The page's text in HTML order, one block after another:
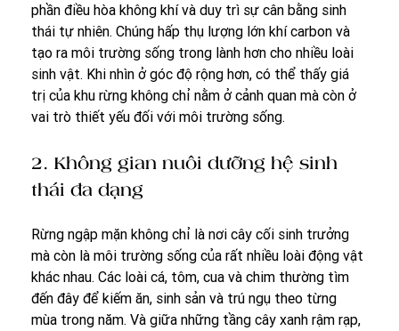
phần điều hòa không khí và duy trì sự cân bằng sinh
thái tự nhiên. Chúng hấp thụ lượng lớn khí carbon và
tạo ra môi trường sống trong lành hơn cho nhiều loài
sinh vật. Khi nhìn ở góc độ rộng hơn, có thể thấy giá
trị của khu rừng không chỉ nằm ở cảnh quan mà còn ở
vai trò thiết yếu đối với môi trường sống.
2. Không gian nuôi dưỡng hệ sinh
thái đa dạng
Rừng ngập mặn không chỉ là nơi cây cối sinh trưởng
mà còn là môi trường sống của rất nhiều loài động vật
khác nhau. Các loài cá, tôm, cua và chim thường tìm
đến đây để kiếm ăn, sinh sản và trú ngụ theo từng
mùa trong năm. Và giữa những tầng cây xanh rậm rạp,